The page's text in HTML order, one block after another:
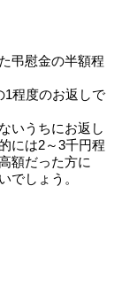
弔慰金の半額程
1程度のお返しで
いうちにお返し
には2～3千円程
額だった方に
でしょう。